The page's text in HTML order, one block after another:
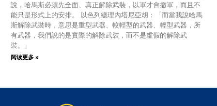
說，哈馬斯必須先全面、真正解除武裝，以軍才會撤軍，而且不
能只是形式上的安排。 以色列總理內塔尼亞胡：「而當我說哈馬
斯解除武裝時，意思是重型武器、較輕型的武器、輕型武器，所
有武器，我們說的是實際的解除武裝，而不是虛假的解除武
裝。」
阅读更多 »